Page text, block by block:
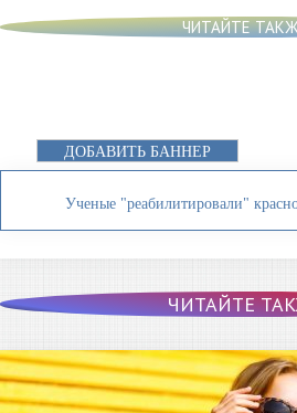
ЧИТАЙТЕ
ДОБАВИТЬ БАННЕР
Ученые "реабилитировали"
ЧИТАЙТЕ